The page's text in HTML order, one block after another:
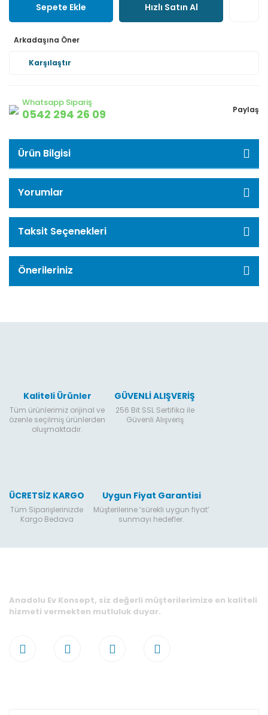
Sepete Ekle Hızlı Satın Al
Arkadaşına Öner
Karşılaştır
Whatsapp Sipariş
0542 294 26 09 Paylaş
Ürün Bilgisi
Yorumlar
Taksit Seçenekleri
Önerileriniz
Kaliteli Ürünler
Tüm ürünlerimiz orijinal ve
özenle seçilmiş ürünlerden
oluşmaktadır.
GÜVENLİ ALIŞVERİŞ
256 Bit SSL Sertifika ile
Güvenli Alışveriş
ÜCRETSİZ KARGO
Tüm Siparişlerinizde
Kargo Bedava
Uygun Fiyat Garantisi
Müşterilerine ‘sürekli uygun fiyat’
sunmayı hedefler.
Anadolu Ev Konsept, siz değerli müşterilerimize en kaliteli
hizmeti vermekten mutluluk duyar.